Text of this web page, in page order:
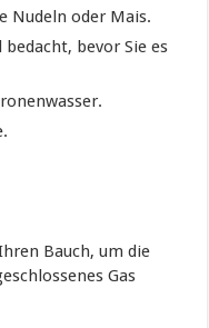
Nudeln oder Mais.
bedacht, bevor Sie es
Bauch, um die
Gas